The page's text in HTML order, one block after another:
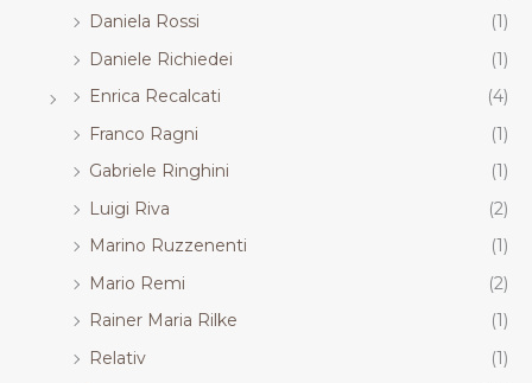
Daniela Rossi
(1)
Daniele Richiedei
(1)
Enrica Recalcati
(4)
Franco Ragni
(1)
Gabriele Ringhini
(1)
Luigi Riva
(2)
Marino Ruzzenenti
(1)
Mario Remi
(2)
Rainer Maria Rilke
(1)
Relativ
(1)